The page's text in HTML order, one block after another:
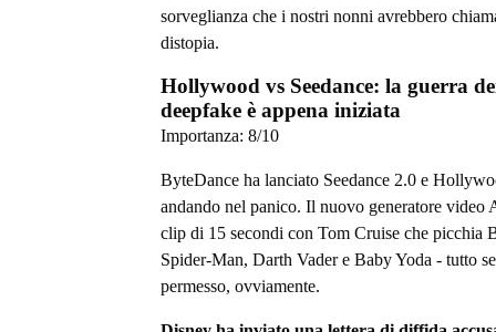
sorveglianza che i nostri nonni avrebbero
distopia.
Hollywood vs Seedance: la guerra
deepfake è appena iniziata
Importanza: 8/10
ByteDance ha lanciato Seedance 2.0 e
andando nel panico. Il nuovo generatore video
clip di 15 secondi con Tom Cruise che picchia
Spider-Man, Darth Vader e Baby Yoda - tutto
permesso, ovviamente.